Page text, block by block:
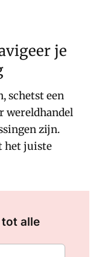
je
schetst een
wereldhandel
zijn.
het juiste
alle